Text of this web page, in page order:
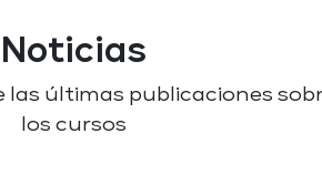
Noticias
las últimas publicaciones
los cursos